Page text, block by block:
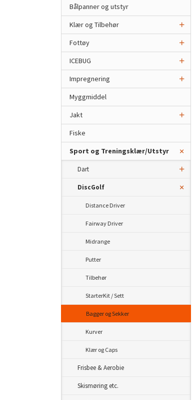
Bålpanner og utstyr
Klær og Tilbehør
Fottøy
ICEBUG
Impregnering
Myggmiddel
Jakt
Fiske
Sport og Treningsklær/Utstyr
Dart
DiscGolf
Distance Driver
Fairway Driver
Midrange
Putter
Tilbehør
StarterKit / Sett
Bagger og Sekker
Kurver
Klær og Caps
Frisbee & Aerobie
Skismøring etc.